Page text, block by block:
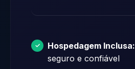
Hospedagem Inclusa:
seguro e confiável